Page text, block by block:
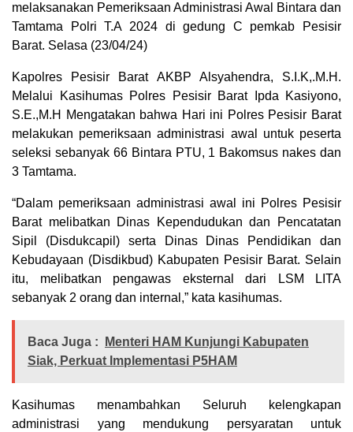
melaksanakan Pemeriksaan Administrasi Awal Bintara dan
Tamtama Polri T.A 2024 di gedung C pemkab Pesisir
Barat. Selasa (23/04/24)
Kapolres Pesisir Barat AKBP Alsyahendra, S.I.K,.M.H.
Melalui Kasihumas Polres Pesisir Barat Ipda Kasiyono,
S.E.,M.H Mengatakan bahwa Hari ini Polres Pesisir Barat
melakukan pemeriksaan administrasi awal untuk peserta
seleksi sebanyak 66 Bintara PTU, 1 Bakomsus nakes dan
3 Tamtama.
“Dalam pemeriksaan administrasi awal ini Polres Pesisir
Barat melibatkan Dinas Kependudukan dan Pencatatan
Sipil (Disdukcapil) serta Dinas Dinas Pendidikan dan
Kebudayaan (Disdikbud) Kabupaten Pesisir Barat. Selain
itu, melibatkan pengawas eksternal dari LSM LITA
sebanyak 2 orang dan internal,” kata kasihumas.
Baca Juga :
Menteri HAM Kunjungi Kabupaten
Siak, Perkuat Implementasi P5HAM
Kasihumas menambahkan Seluruh kelengkapan
administrasi yang mendukung persyaratan untuk